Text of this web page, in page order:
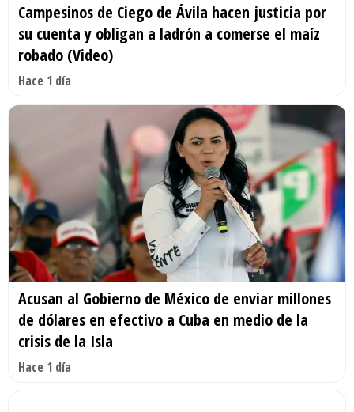
Campesinos de Ciego de Ávila hacen justicia por
su cuenta y obligan a ladrón a comerse el maíz
robado (Video)
Hace 1 día
Acusan al Gobierno de México de enviar millones
de dólares en efectivo a Cuba en medio de la
crisis de la Isla
Hace 1 día